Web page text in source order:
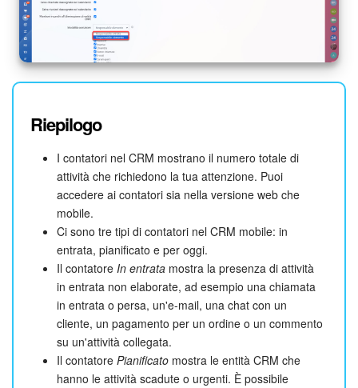
Riepilogo
I contatori nel CRM mostrano il numero totale di
attività che richiedono la tua attenzione. Puoi
accedere ai contatori sia nella versione web che
mobile.
Ci sono tre tipi di contatori nel CRM mobile: in
entrata, pianificato e per oggi.
Il contatore In entrata mostra la presenza di attività
in entrata non elaborate, ad esempio una chiamata
in entrata o persa, un'e-mail, una chat con un
cliente, un pagamento per un ordine o un commento
su un'attività collegata.
Il contatore Pianificato mostra le entità CRM che
hanno le attività scadute o urgenti. È possibile